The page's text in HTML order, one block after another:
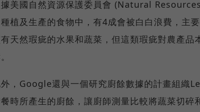
美國自然資源保護委員會 (Natural
植及生產的食物中，有4成會被白白浪費，主
天然瑕疵的水果和蔬菜，但這類瑕疵對農產品
，Google還與一個研究廚餘數據的計畫組織
時所產生的廚餘，讓廚師測量比較將蔬菜切碎